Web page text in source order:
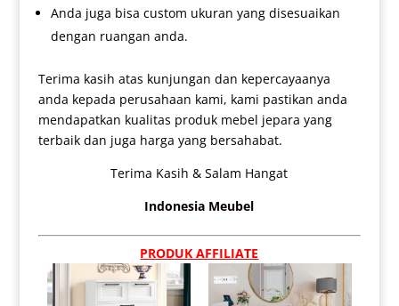
Anda juga bisa custom ukuran yang disesuaikan
dengan ruangan anda.
Terima kasih atas kunjungan dan kepercayaanya
anda kepada perusahaan kami, kami pastikan anda
mendapatkan kualitas produk mebel jepara yang
terbaik dan juga harga yang bersahabat.
Terima Kasih & Salam Hangat
Indonesia Meubel
PRODUK AFFILIATE